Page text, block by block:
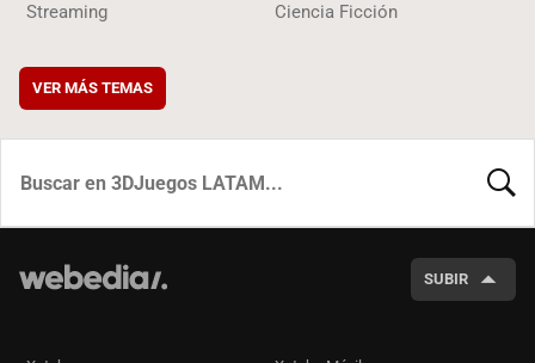
Streaming Ciencia Ficción
VER MÁS TEMAS
SUBIR